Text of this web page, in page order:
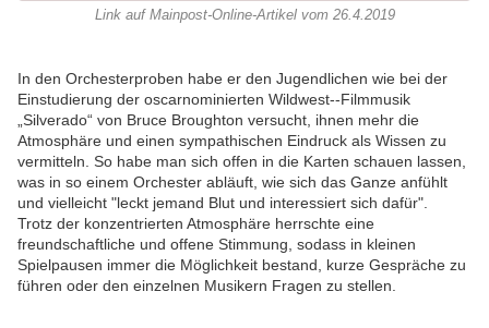
Link auf Mainpost-Online-Artikel vom 26.4.2019
In den Orchesterproben habe er den Jugendlichen wie bei der
Einstudierung der oscarnominierten Wildwest--Filmmusik
„Silverado“ von Bruce Broughton versucht, ihnen mehr die
Atmosphäre und einen sympathischen Eindruck als Wissen zu
vermitteln. So habe man sich offen in die Karten schauen lassen,
was in so einem Orchester abläuft, wie sich das Ganze anfühlt
und vielleicht "leckt jemand Blut und interessiert sich dafür".
Trotz der konzentrierten Atmosphäre herrschte eine
freundschaftliche und offene Stimmung, sodass in kleinen
Spielpausen immer die Möglichkeit bestand, kurze Gespräche zu
führen oder den einzelnen Musikern Fragen zu stellen.